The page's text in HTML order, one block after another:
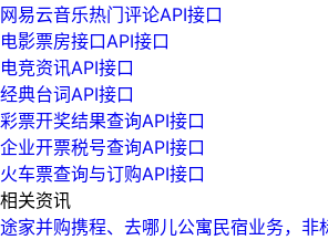
网易云音乐热门评论API接口
电影票房接口API接口
电竞资讯API接口
经典台词API接口
彩票开奖结果查询API接口
企业开票税号查询API接口
火车票查询与订购API接口
相关资讯
途家并购携程、去哪儿公寓民宿业务，非